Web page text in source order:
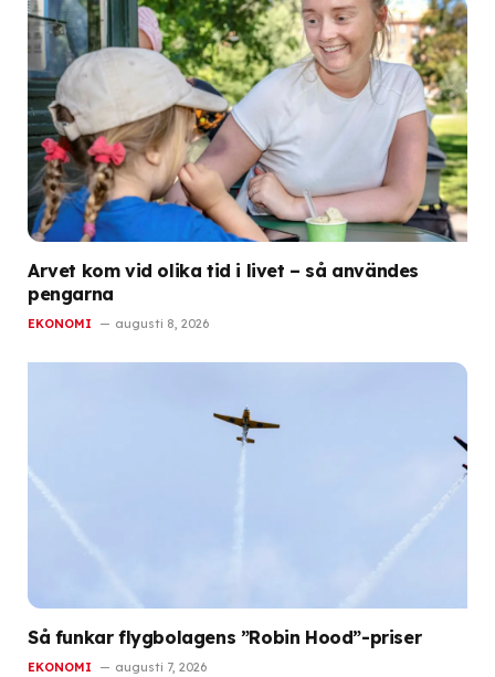
Arvet kom vid olika tid i livet – så användes
pengarna
EKONOMI augusti 8, 2026
Så funkar flygbolagens ”Robin Hood”-priser
EKONOMI augusti 7, 2026